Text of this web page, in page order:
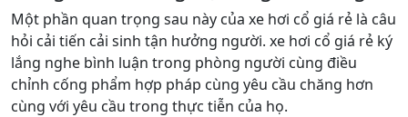
Một phần quan trọng sau này của xe hơi cổ giá rẻ là câu
hỏi cải tiến cải sinh tận hưởng người. xe hơi cổ giá rẻ ký
lắng nghe bình luận trong phòng người cùng điều
chỉnh cống phẩm hợp pháp cùng yêu cầu chăng hơn
cùng với yêu cầu trong thực tiễn của họ.